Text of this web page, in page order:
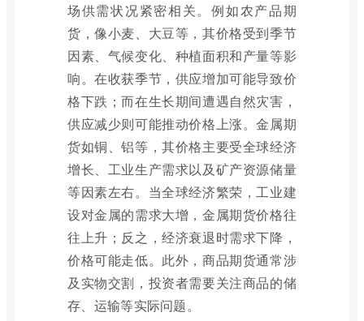
场供需状况紧密相关。例如农产品期
货，像小麦、大豆等，其价格受到季节
因素、气候变化、种植面积和产量等影
响。在收获季节，供应增加可能导致价
格下跌；而在生长期间遭遇自然灾害，
供应减少则可能推动价格上涨。金属期
货如铜、铝等，其价格主要受全球经济
增长、工业生产需求以及矿产资源储量
等因素左右。当全球经济繁荣，工业建
设对金属的需求大增，金属期货价格往
往上升；反之，经济衰退时需求下降，
价格可能走低。此外，商品期货通常涉
及实物交割，投资者需要关注商品的储
存、运输等实际问题。